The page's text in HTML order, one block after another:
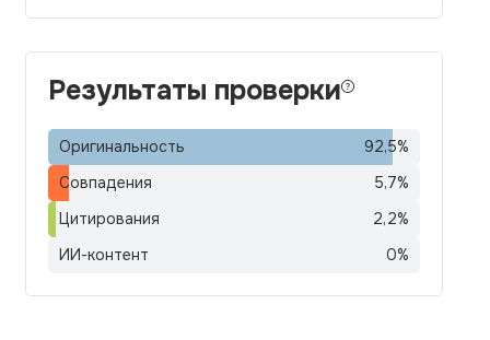
Результаты проверки
Оригинальность 92,5%
Совпадения
5,7%
Цитирования
2,2%
ИИ-контент
0%